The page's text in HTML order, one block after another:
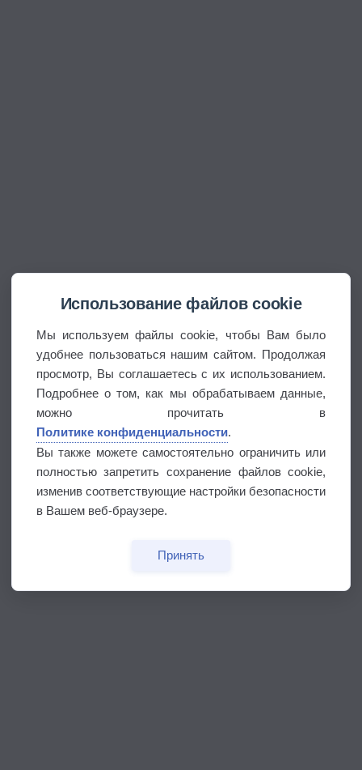
Использование файлов cookie
Мы используем файлы cookie, чтобы Вам было
удобнее пользоваться нашим сайтом. Продолжая
просмотр, Вы соглашаетесь с их использованием.
Подробнее о том, как мы обрабатываем данные,
можно прочитать в
Политике конфиденциальности.
Вы также можете самостоятельно ограничить или
полностью запретить сохранение файлов cookie,
изменив соответствующие настройки безопасности
в Вашем веб-браузере.
Принять